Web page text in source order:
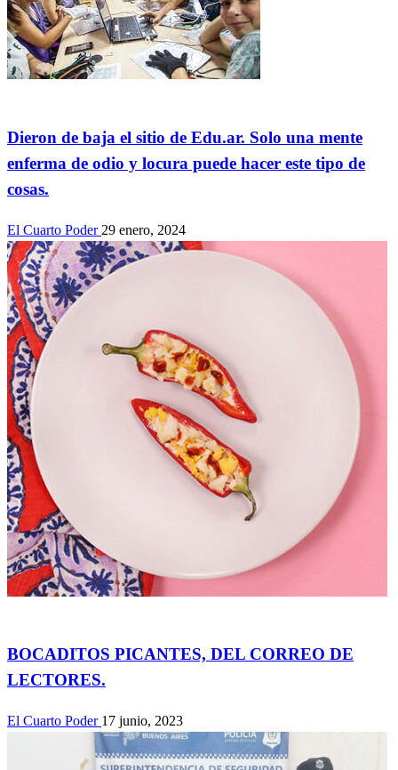
Dieron de baja el sitio de Edu.ar. Solo una mente
enferma de odio y locura puede hacer este tipo de
cosas.
El Cuarto Poder 29 enero, 2024
BOCADITOS PICANTES, DEL CORREO DE
LECTORES.
El Cuarto Poder 17 junio, 2023